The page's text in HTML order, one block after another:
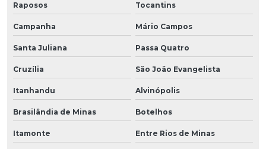
Raposos Tocantins
Campanha Mário Campos
Santa Juliana Passa Quatro
Cruzília São João Evangelista
Itanhandu Alvinópolis
Brasilândia de Minas Botelhos
Itamonte Entre Rios de Minas